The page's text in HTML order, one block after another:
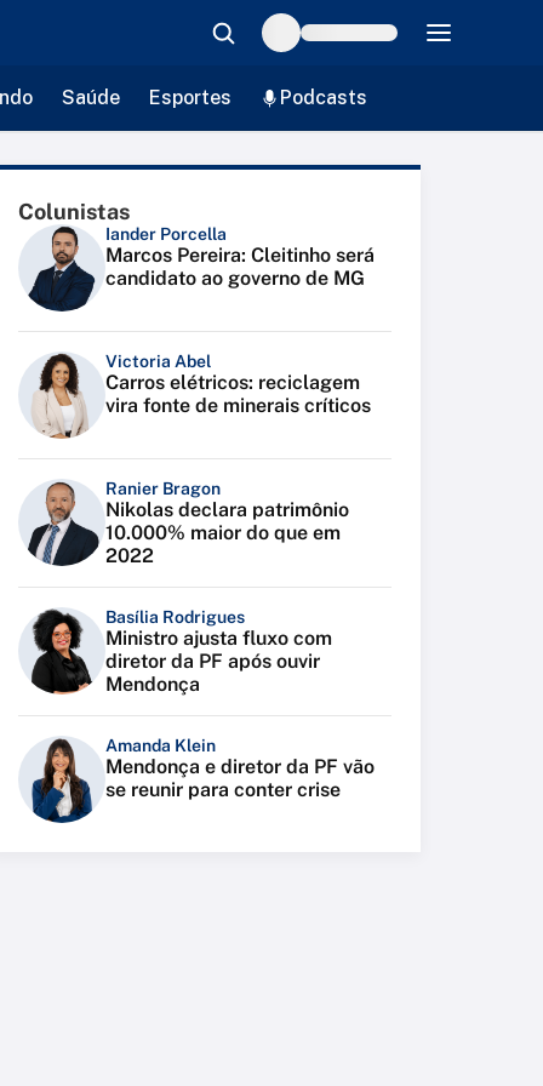
Saúde Esportes Podcasts
Colunistas
Iander Porcella
Marcos Pereira: Cleitinho será
candidato ao governo de MG
Victoria Abel
Carros elétricos: reciclagem
vira fonte de minerais críticos
Ranier Bragon
Nikolas declara patrimônio
10.000% maior do que em
2022
Basília Rodrigues
Ministro ajusta fluxo com
diretor da PF após ouvir
Mendonça
Amanda Klein
Mendonça e diretor da PF vão
se reunir para conter crise